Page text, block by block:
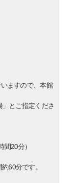
ますので、本館
とご指定くださ
20分）
60分です。